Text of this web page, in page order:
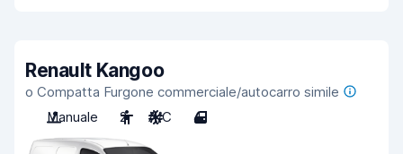
Renault Kangoo
o Compatta Furgone commerciale/autocarro simile
Manuale
2 A/C 4